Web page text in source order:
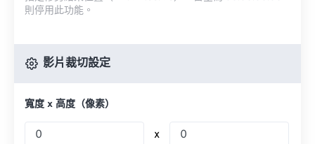
則停用此功能。
影片裁切設定
寬度 x 高度（像素）
x